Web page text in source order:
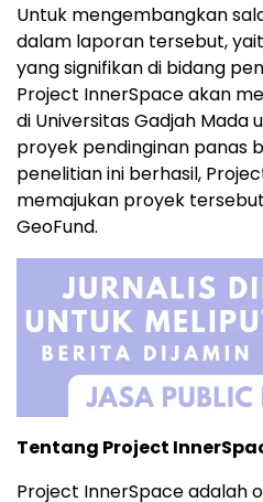
Untuk mengembangkan
dalam laporan tersebut,
yang signifikan di bidang
Project InnerSpace akan
di Universitas Gadjah Mada
proyek pendinginan panas
penelitian ini berhasil,
memajukan proyek
GeoFund.
Tentang Project
Project InnerSpace adalah